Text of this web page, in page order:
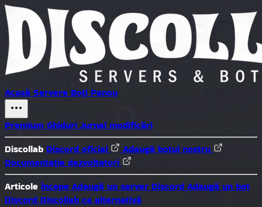
Acasă Servere Boți Panou
Premium Ghiduri Jurnal modificări
Discollab Discord oficial
Adaugă botul nostru
Documentație dezvoltatori
Articole Începe Adaugă un server Discord Adaugă un bot
Discord Discollab ca alternativă